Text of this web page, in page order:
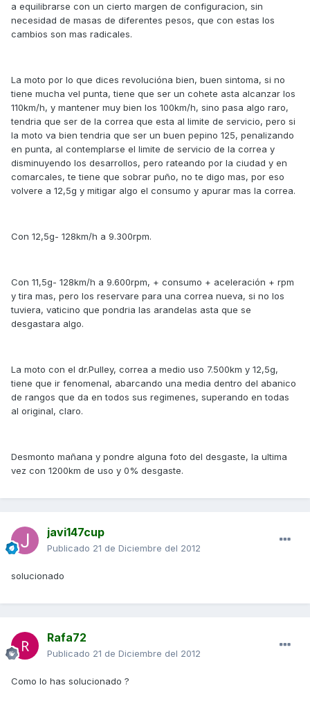
a equilibrarse con un cierto margen de configuracion, sin
necesidad de masas de diferentes pesos, que con estas los
cambios son mas radicales.
La moto por lo que dices revolucióna bien, buen sintoma, si no
tiene mucha vel punta, tiene que ser un cohete asta alcanzar los
110km/h, y mantener muy bien los 100km/h, sino pasa algo raro,
tendria que ser de la correa que esta al limite de servicio, pero si
la moto va bien tendria que ser un buen pepino 125, penalizando
en punta, al contemplarse el limite de servicio de la correa y
disminuyendo los desarrollos, pero rateando por la ciudad y en
comarcales, te tiene que sobrar puño, no te digo mas, por eso
volvere a 12,5g y mitigar algo el consumo y apurar mas la correa.
Con 12,5g- 128km/h a 9.300rpm.
Con 11,5g- 128km/h a 9.600rpm, + consumo + aceleración + rpm
y tira mas, pero los reservare para una correa nueva, si no los
tuviera, vaticino que pondria las arandelas asta que se
desgastara algo.
La moto con el dr.Pulley, correa a medio uso 7.500km y 12,5g,
tiene que ir fenomenal, abarcando una media dentro del abanico
de rangos que da en todos sus regimenes, superando en todas
al original, claro.
Desmonto mañana y pondre alguna foto del desgaste, la ultima
vez con 1200km de uso y 0% desgaste.
javi147cup
Publicado 21 de Diciembre del 2012
solucionado
Rafa72
Publicado 21 de Diciembre del 2012
Como lo has solucionado ?